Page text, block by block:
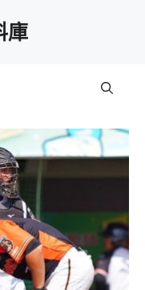
庫